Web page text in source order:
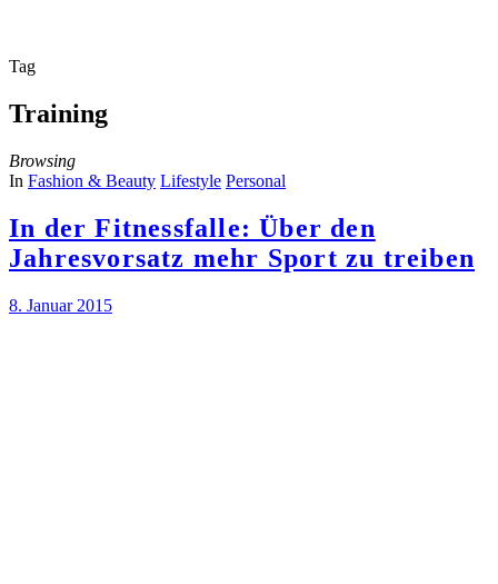
Tag
Training
Browsing
In Fashion & Beauty Lifestyle Personal
In der Fitnessfalle: Über den
Jahresvorsatz mehr Sport zu treiben
8. Januar 2015